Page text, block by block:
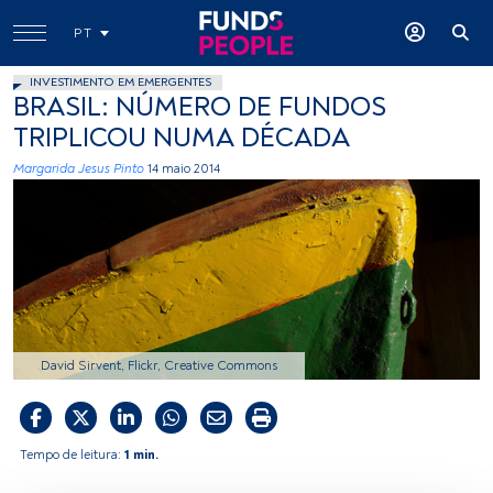
PT
INVESTIMENTO EM EMERGENTES
BRASIL: NÚMERO DE FUNDOS
TRIPLICOU NUMA DÉCADA
Margarida Jesus Pinto 14 maio 2014
David Sirvent, Flickr, Creative Commons
Tempo de leitura: 1 min.